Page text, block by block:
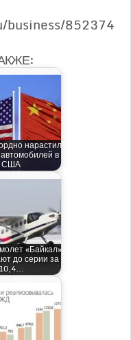
852374
нарастил
в
США
«Байкал»
до серии за
10,4…